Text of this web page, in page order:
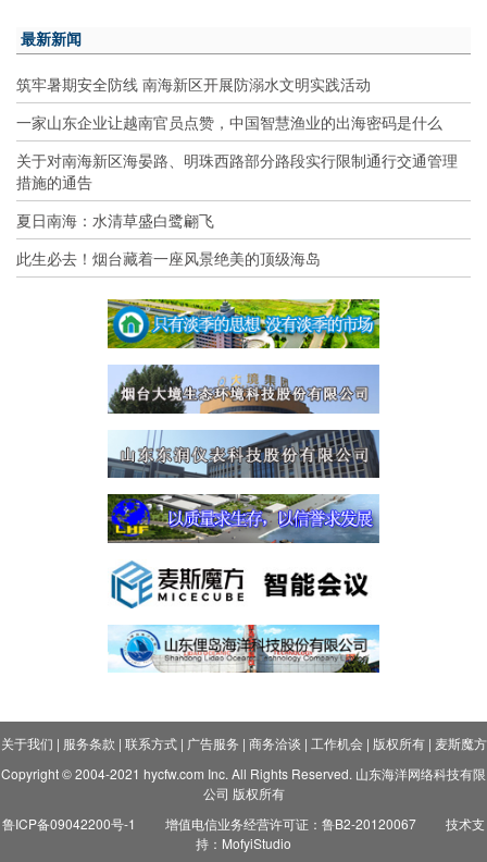
最新新闻
筑牢暑期安全防线 南海新区开展防溺水文明实践活动
一家山东企业让越南官员点赞，中国智慧渔业的出海密码是什么
关于对南海新区海晏路、明珠西路部分路段实行限制通行交通管理
措施的通告
夏日南海：水清草盛白鹭翩飞
此生必去！烟台藏着一座风景绝美的顶级海岛
关于我们 | 服务条款 | 联系方式| 广告服务 | 商务洽谈 | 工作机会| 版权所有| 麦斯魔方
Copyright © 2004-2021 hycfw.com Inc. All Rights Reserved. 山东海洋网络科技有限
公司 版权所有
鲁ICP备09042200号-1
增值电信业务经营许可证：鲁B2-20120067
技术支
持：MofyiStudio